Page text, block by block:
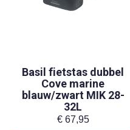
Basil fietstas dubbel
Cove marine
blauw/zwart MIK 28-
32L
€67,95